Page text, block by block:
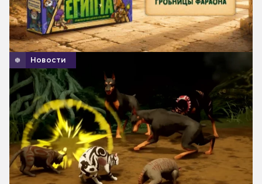
Новости